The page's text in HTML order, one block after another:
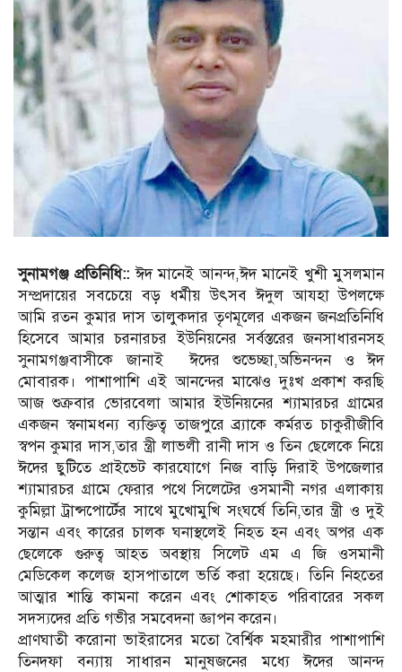
সুনামগঞ্জ প্রতিনিধি::ঈদ মানেই আনন্দ,ঈদ মানেই খুশী মুসলমান
সম্প্রদায়ের সবচেয়ে বড় ধর্মীয় উৎসব ঈদুল আযহা উপলক্ষে
আমি রতন কুমার দাস তালুকদার তৃণমূলের একজন জনপ্রতিনিধি
হিসেবে আমার চরনারচর ইউনিয়নের সর্বস্তরের জনসাধারনসহ
সুনামগঞ্জবাসীকে জানাই ঈদের শুভেচ্ছা,অভিনন্দন ও ঈদ
মোবারক। পাশাপাশি এই আনন্দের মাঝেও দুঃখ প্রকাশ করছি
আজ শুক্রবার ভোরবেলা আমার ইউনিয়নের শ্যামারচর গ্রামের
একজন স্বনামধন্য ব্যক্তিত্ব তাজপুরে ব্র্যাকে কর্মরত চাকুরীজীবি
স্বপন কুমার দাস,তার ন্ত্রী লাভলী রানী দাস ও তিন ছেলেকে নিয়ে
ঈদের ছুটিতে প্রাইভেট কারযোগে নিজ বাড়ি দিরাই উপজেলার
শ্যামারচর গ্রামে ফেরার পথে সিলেটের ওসমানী নগর এলাকায়
কুমিল্লা ট্রান্সপোর্টের সাথে মুখোমুখি সংঘর্ষে তিনি,তার ন্ত্রী ও দুই
সন্তান এবং কারের চালক ঘনাস্থলেই নিহত হন এবং অপর এক
ছেলেকে গুরুত্ব আহত অবস্থায় সিলেট এম এ জি ওসমানী
মেডিকেল কলেজ হাসপাতালে ভর্তি করা হয়েছে। তিনি নিহতের
আত্মার শান্তি কামনা করেন এবং শোকাহত পরিবারের সকল
সদস্যদের প্রতি গভীর সমবেদনা জ্ঞাপন করেন।
প্রাণঘাতী করোনা ভাইরাসের মতো বৈর্শ্বিক মহমারীর পাশাপাশি
তিনদফা বন্যায় সাধারন মানুষজনের মধ্যে ঈদের আনন্দ